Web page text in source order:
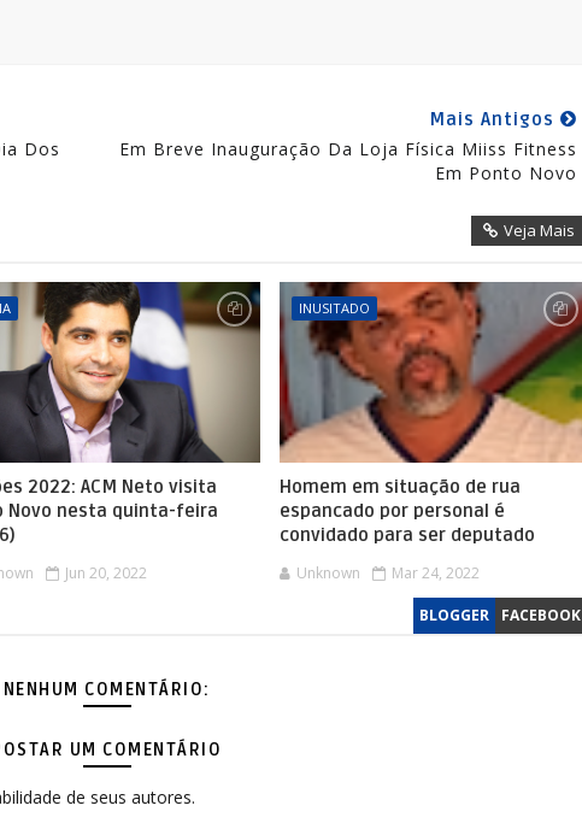
Dos
Mais Antigos
Em Breve Inauguração Da Loja Física Miiss Fitness
Em Ponto Novo
Veja Mais
2022: ACM Neto visita
Novo nesta quinta-feira
Jun 20, 2022
INUSITADO
Homem em situação de rua
espancado por personal é
convidado para ser deputado
Unknown Mar 24, 2022
BLOGGER FACEBOOK
NENHUM COMENTÁRIO:
UM COMENTÁRIO
de seus autores.